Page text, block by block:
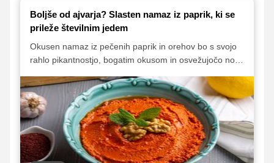
Boljše od ajvarja? Slasten namaz iz paprik, ki se
prileže številnim jedem
Okusen namaz iz pečenih paprik in orehov bo s svojo
rahlo pikantnostjo, bogatim okusom in osvežujočo noto
Ponudite ga s krekerji, narezki in svežo zelenjavo,
namažite ga na kruh, zmešajte s testeninami ali pa
postrezite kot dodatek pečenemu piščancu in ribam.